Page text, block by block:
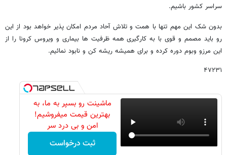
سراسر کشور باشیم.
بدون شک این مهم تنها با همت و تلاش آحاد مردم امکان پذیر خواهد بود از این
رو باید مصمم و قوی با به کارگیری همه ظرفیت ها بیماری و ویروس کرونا را از
این مرزو وبوم دوره کرده و برای همیشه ریشه کن و نابود نمائیم.
۴۷۲۳۱
ماشینت رو بسپر به ما، به
بهترین قیمت میفروشیم!
امن و بی درد سر
ثبت درخواست